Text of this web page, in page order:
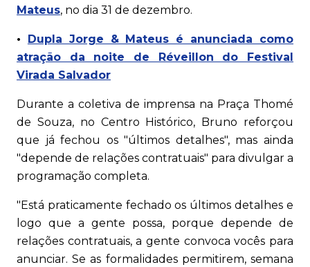
Mateus, no dia 31 de dezembro.
•
Dupla Jorge & Mateus é anunciada como
atração da noite de Réveillon do Festival
Virada Salvador
Durante a coletiva de imprensa na Praça Thomé
de Souza, no Centro Histórico, Bruno reforçou
que já fechou os "últimos detalhes", mas ainda
"depende de relações contratuais" para divulgar a
programação completa.
"Está praticamente fechado os últimos detalhes e
logo que a gente possa, porque depende de
relações contratuais, a gente convoca vocês para
anunciar. Se as formalidades permitirem, semana